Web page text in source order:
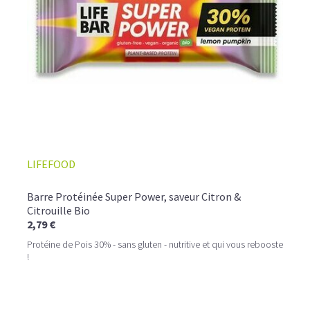
LIFEFOOD
Barre Protéinée Super Power, saveur Citron &
Citrouille Bio
2,79 €
Protéine de Pois 30% - sans gluten - nutritive et qui vous rebooste
!